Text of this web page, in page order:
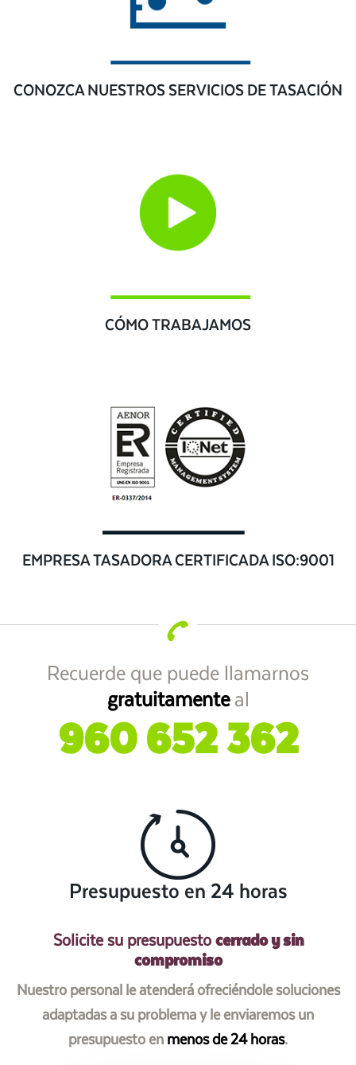
CONOZCA NUESTROS SERVICIOS DE TASACIÓN
CÓMO TRABAJAMOS
EMPRESA TASADORA CERTIFICADA ISO:9001
Recuerde que puede llamarnos
gratuitamenteal
960 652 362
Presupuesto en 24 horas
Solicite su presupuesto cerrado y sin
compromiso
Nuestro personal le atenderá ofreciéndole soluciones
adaptadas a su problema y le enviaremos un
presupuesto en menos de 24 horas.